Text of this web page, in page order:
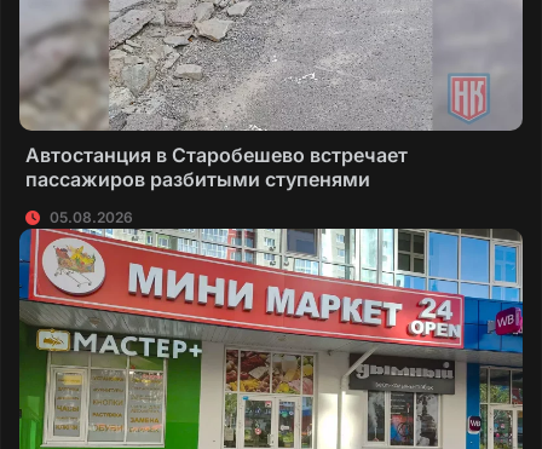
Автостанция в Старобешево встречает
пассажиров разбитыми ступенями
05.08.2026